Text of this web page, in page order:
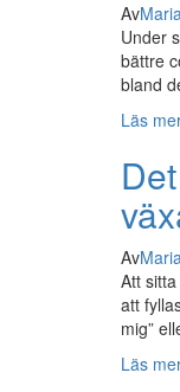
Av
Under
bättre
bland
Läs
Av
Att
att
mig”
Läs